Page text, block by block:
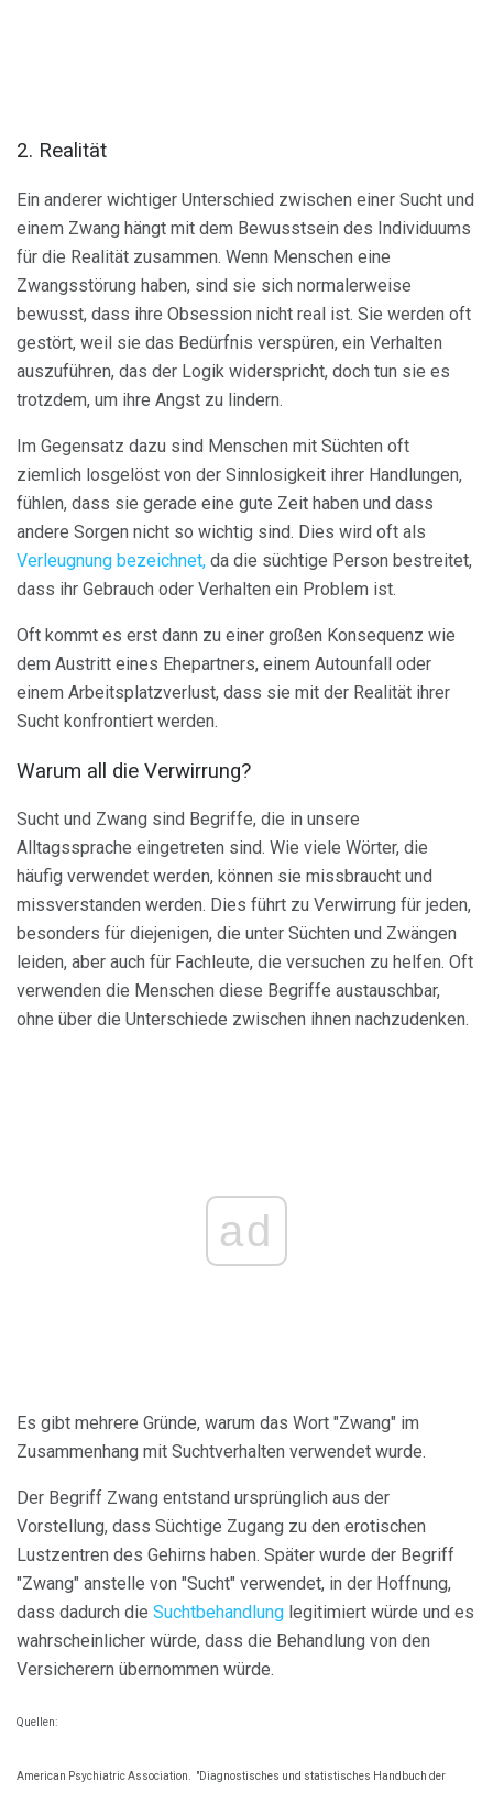
2. Realität
Ein anderer wichtiger Unterschied zwischen einer Sucht und
einem Zwang hängt mit dem Bewusstsein des Individuums
für die Realität zusammen. Wenn Menschen eine
Zwangsstörung haben, sind sie sich normalerweise
bewusst, dass ihre Obsession nicht real ist. Sie werden oft
gestört, weil sie das Bedürfnis verspüren, ein Verhalten
auszuführen, das der Logik widerspricht, doch tun sie es
trotzdem, um ihre Angst zu lindern.
Im Gegensatz dazu sind Menschen mit Süchten oft
ziemlich losgelöst von der Sinnlosigkeit ihrer Handlungen,
fühlen, dass sie gerade eine gute Zeit haben und dass
andere Sorgen nicht so wichtig sind. Dies wird oft als
Verleugnung bezeichnet, da die süchtige Person bestreitet,
dass ihr Gebrauch oder Verhalten ein Problem ist.
Oft kommt es erst dann zu einer großen Konsequenz wie
dem Austritt eines Ehepartners, einem Autounfall oder
einem Arbeitsplatzverlust, dass sie mit der Realität ihrer
Sucht konfrontiert werden.
Warum all die Verwirrung?
Sucht und Zwang sind Begriffe, die in unsere
Alltagssprache eingetreten sind. Wie viele Wörter, die
häufig verwendet werden, können sie missbraucht und
missverstanden werden. Dies führt zu Verwirrung für jeden,
besonders für diejenigen, die unter Süchten und Zwängen
leiden, aber auch für Fachleute, die versuchen zu helfen. Oft
verwenden die Menschen diese Begriffe austauschbar,
ohne über die Unterschiede zwischen ihnen nachzudenken.
ad
Es gibt mehrere Gründe, warum das Wort "Zwang" im
Zusammenhang mit Suchtverhalten verwendet wurde.
Der Begriff Zwang entstand ursprünglich aus der
Vorstellung, dass Süchtige Zugang zu den erotischen
Lustzentren des Gehirns haben. Später wurde der Begriff
"Zwang" anstelle von "Sucht" verwendet, in der Hoffnung,
dass dadurch die Suchtbehandlung legitimiert würde und es
wahrscheinlicher würde, dass die Behandlung von den
Versicherern übernommen würde.
Quellen:
American Psychiatric Association. "Diagnostisches und statistisches Handbuch der